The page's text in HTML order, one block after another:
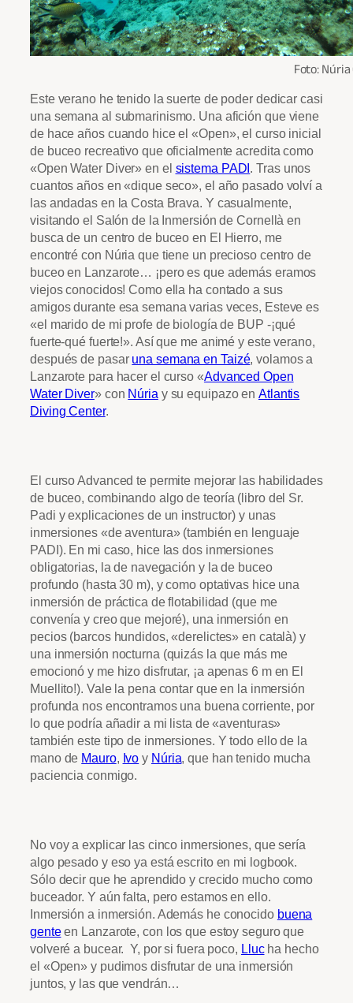
Foto:
Este verano he tenido la suerte de poder dedicar casi
una semana al submarinismo. Una afición que viene
de hace años cuando hice el «Open», el curso inicial
de buceo recreativo que oficialmente acredita como
«Open Water Diver» en el sistema PADI . Tras unos
cuantos años en «dique seco», el año pasado volví a
las andadas en la Costa Brava. Y casualmente,
visitando el Salón de la Inmersión de Cornellà en
busca de un centro de buceo en El Hierro, me
encontré con Núria que tiene un precioso centro de
buceo en Lanzarote… ¡pero es que además eramos
viejos conocidos! Como ella ha contado a sus
amigos durante esa semana varias veces, Esteve es
«el marido de mi profe de biología de BUP -¡qué
fuerte-qué fuerte!». Así que me animé y este verano,
después de pasar una semana en Taizé, volamos a
Lanzarote para hacer el curso «Advanced Open
Water Diver» con Núria y su equipazo enAtlantis
Diving Center.
El curso Advanced te permite mejorar las habilidades
de buceo, combinando algo de teoría (libro del Sr.
Padi y explicaciones de un instructor) y unas
inmersiones «de aventura» (también en lenguaje
PADI). En mi caso, hice las dos inmersiones
obligatorias, la de navegación y la de buceo
profundo (hasta 30 m), y como optativas hice una
inmersión de práctica de flotabilidad (que me
convenía y creo que mejoré), una inmersión en
pecios (barcos hundidos, «derelictes» en català) y
una inmersión nocturna (quizás la que más me
emocionó y me hizo disfrutar, ¡a apenas 6 m en El
Muellito!). Vale la pena contar que en la inmersión
profunda nos encontramos una buena corriente, por
lo que podría añadir a mi lista de «aventuras»
también este tipo de inmersiones. Y todo ello de la
mano de Mauro, Ivo y Núria, que han tenido mucha
paciencia conmigo.
No voy a explicar las cinco inmersiones, que sería
algo pesado y eso ya está escrito en mi logbook.
Sólo decir que he aprendido y crecido mucho como
buceador. Y aún falta, pero estamos en ello.
Inmersión a inmersión. Además he conocido buena
genteen Lanzarote, con los que estoy seguro que
volveré a bucear. Y, por si fuera poco, Llucha hecho
el «Open» y pudimos disfrutar de una inmersión
juntos, y las que vendrán…